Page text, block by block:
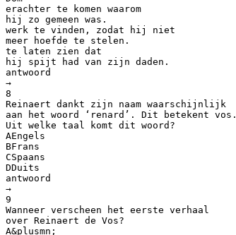
erachter te komen waarom
hij zo gemeen was.
werk te vinden, zodat hij niet
meer hoefde te stelen.
te laten zien dat
hij spijt had van zijn daden.
antwoord
→
8
Reinaert dankt zijn naam waarschijnlijk
aan het woord ‘renard’. Dit betekent vos.
Uit welke taal komt dit woord?
AEngels
BFrans
CSpaans
DDuits
antwoord
→
9
Wanneer verscheen het eerste verhaal
over Reinaert de Vos?
A&plusmn;